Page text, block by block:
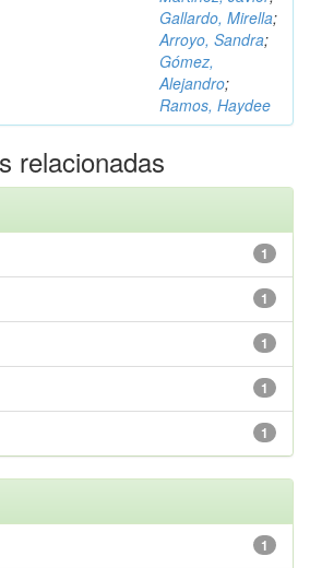
Gallardo, Mirella;
Arroyo, Sandra;
Gómez,
Alejandro;
Ramos, Haydee
relacionadas
1
1
1
1
1
1